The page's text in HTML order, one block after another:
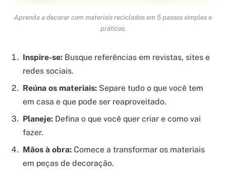
Aprenda a decorar com materiais reciclados em 5 passos simples e
práticos.
Inspire-se: Busque referências em revistas, sites e
redes sociais.
Reúna os materiais: Separe tudo o que você tem
em casa e que pode ser reaproveitado.
Planeje: Defina o que você quer criar e como vai
fazer.
Mãos à obra: Comece a transformar os materiais
em peças de decoração.